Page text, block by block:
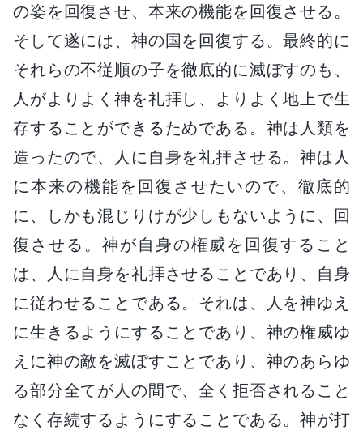
の姿を回復させ、本来の機能を回復させる。
そして遂には、神の国を回復する。最終的に
それらの不従順の子を徹底的に滅ぼすのも、
人がよりよく神を礼拝し、よりよく地上で生
存することができるためである。神は人類を
造ったので、人に自身を礼拝させる。神は人
に本来の機能を回復させたいので、徹底的
に、しかも混じりけが少しもないように、回
復させる。神が自身の権威を回復すること
は、人に自身を礼拝させることであり、自身
に従わせることである。それは、人を神ゆえ
に生きるようにすることであり、神の権威ゆ
えに神の敵を滅ぼすことであり、神のあらゆ
る部分全てが人の間で、全く拒否されること
なく存続するようにすることである。神が打